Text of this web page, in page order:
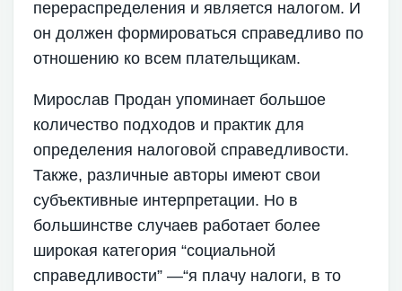
перераспределения и является налогом. И
он должен формироваться справедливо по
отношению ко всем плательщикам.
Мирослав Продан упоминает большое
количество подходов и практик для
определения налоговой справедливости.
Также, различные авторы имеют свои
субъективные интерпретации. Но в
большинстве случаев работает более
широкая категория “социальной
справедливости” —“я плачу налоги, в то